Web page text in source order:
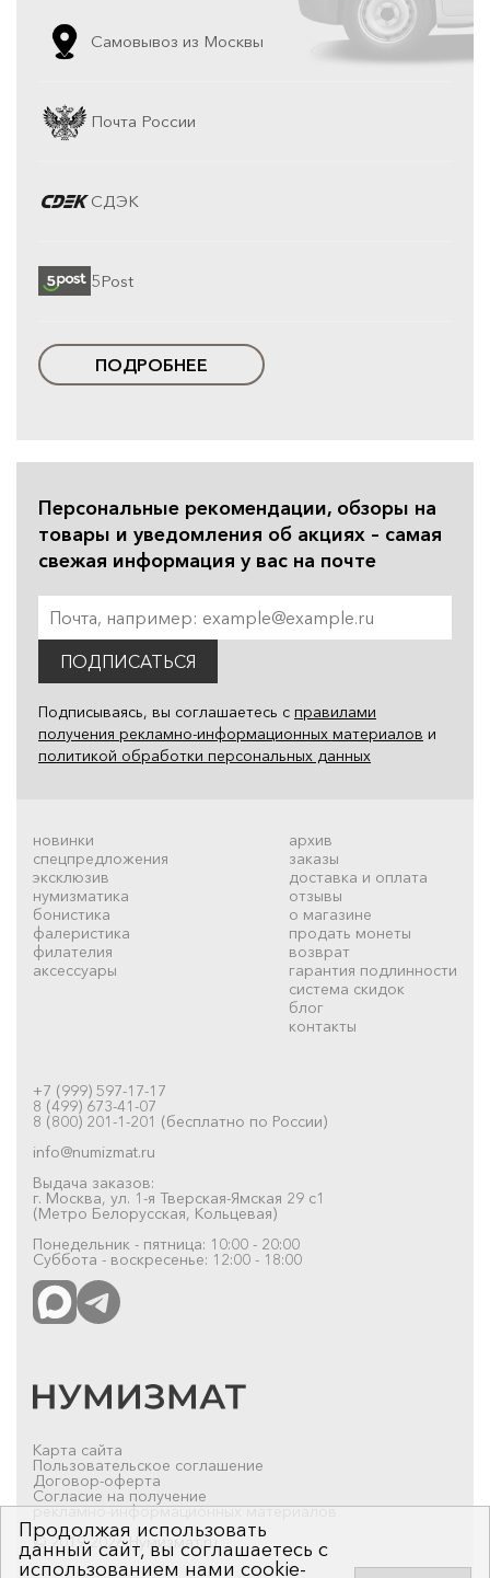
Самовывоз из Москвы
Почта России
СДЭК
5Post
ПОДРОБНЕЕ
Персональные рекомендации, обзоры на
товары и уведомления об акциях – самая
свежая информация у вас на почте
ПОДПИСАТЬСЯ
Подписываясь, вы соглашаетесь с правилами
получения рекламно-информационных материалов и
политикой обработки персональных данных
новинки
спецпредложения
эксклюзив
нумизматика
бонистика
фалеристика
филателия
аксессуары
архив
заказы
доставка и оплата
отзывы
о магазине
продать монеты
возврат
гарантия подлинности
система скидок
блог
контакты
+7 (999) 597-17-17
8 (499) 673-41-07
8 (800) 201-1-201 (бесплатно по России)
info@numizmat.ru
Выдача заказов:
г. Москва, ул. 1-я Тверская-Ямская 29 с1
(Метро Белорусская, Кольцевая)
Понедельник - пятница: 10:00 - 20:00
Суббота - воскресенье: 12:00 - 18:00
Карта сайта
Пользовательское соглашение
Договор-оферта
Согласие на получение
рекламно-информационных материалов
© 2019-2026 Нумизмат.ru
Продолжая использовать
данный сайт, вы соглашаетесь с
использованием нами cookie-